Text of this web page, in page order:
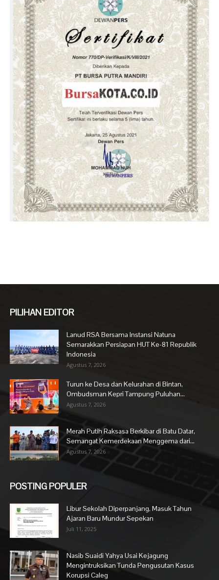
PILIHAN EDITOR
Lanud RSA Bersama Instansi Natuna
Semarakkan Persiapan HUT Ke-81 Republik
Indonesia
Agustus 7, 2026
Turun ke Desa dan Kelurahan di Bintan,
Ombudsman Kepri Tampung Puluhan...
Agustus 7, 2026
Merah Putih Raksasa Berkibar di Batu Datar,
Semangat Kemerdekaan Menggema dari...
Agustus 7, 2026
POSTING POPULER
Libur Sekolah Diperpanjang, Masuk Tahun
Ajaran Baru Mundur Sepekan
Juli 11, 2025
Nasib Suaidi Yahya Usai Kejagung
Mengintruksikan Tunda Pengusutan Kasus
Korupsi Caleg